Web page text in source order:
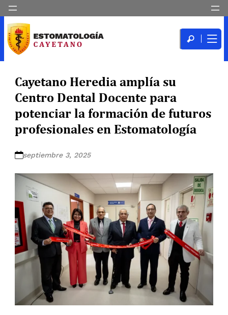
Cayetano Heredia amplía su
Centro Dental Docente para
potenciar la formación de futuros
profesionales en Estomatología
septiembre 3, 2025